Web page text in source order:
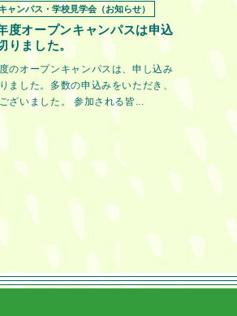
ャンパス・学校見学会（お知らせ）
度オープンキャンパスは申込
りました。
のオープンキャンパスは、申し込み
ました。多数の申込みをいただき、
ざいました。 参加される皆...